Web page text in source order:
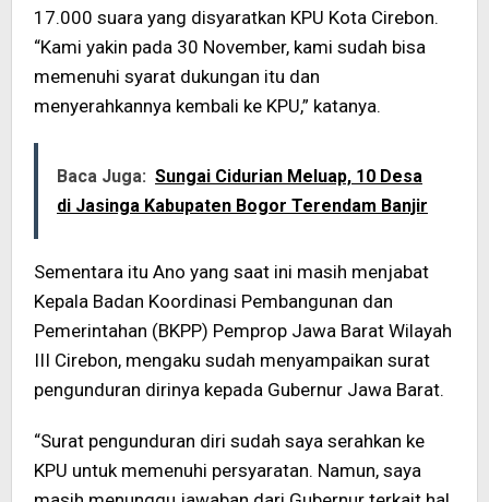
17.000 suara yang disyaratkan KPU Kota Cirebon.
“Kami yakin pada 30 November, kami sudah bisa
memenuhi syarat dukungan itu dan
menyerahkannya kembali ke KPU,” katanya.
Baca Juga: Sungai Cidurian Meluap, 10 Desa
di Jasinga Kabupaten Bogor Terendam Banjir
Sementara itu Ano yang saat ini masih menjabat
Kepala Badan Koordinasi Pembangunan dan
Pemerintahan (BKPP) Pemprop Jawa Barat Wilayah
III Cirebon, mengaku sudah menyampaikan surat
pengunduran dirinya kepada Gubernur Jawa Barat.
“Surat pengunduran diri sudah saya serahkan ke
KPU untuk memenuhi persyaratan. Namun, saya